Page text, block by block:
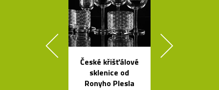
České křišťálové
sklenice od
Ronyho Plesla